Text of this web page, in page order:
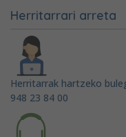
Herritarrari arreta
Herritarrak hartzeko
948 23 84 00